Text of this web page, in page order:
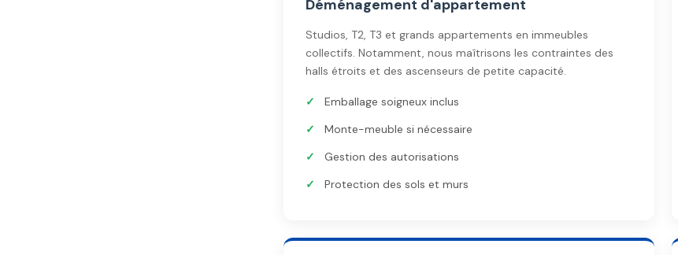
Déménagement d'appartement
Studios, T2, T3 et grands appartements en immeubles
collectifs. Notamment, nous maîtrisons les contraintes des
halls étroits et des ascenseurs de petite capacité.
Emballage soigneux inclus
Monte-meuble si nécessaire
Gestion des autorisations
Protection des sols et murs